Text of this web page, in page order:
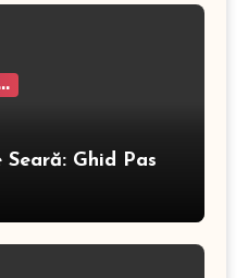
Ghid Pas